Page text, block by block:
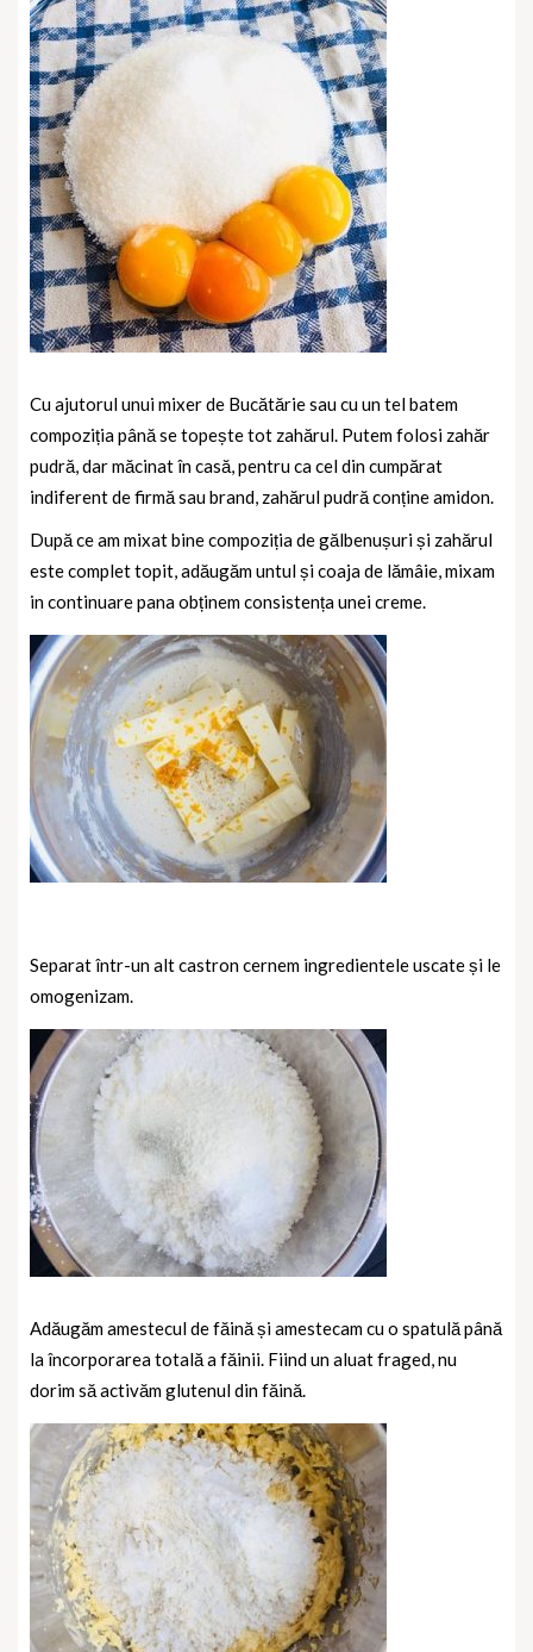
Cu ajutorul unui mixer de Bucătărie sau cu un tel batem
compoziția până se topește tot zahărul. Putem folosi zahăr
pudră, dar măcinat în casă, pentru ca cel din cumpărat
indiferent de firmă sau brand, zahărul pudră conține amidon.
După ce am mixat bine compoziția de gălbenușuri și zahărul
este complet topit, adăugăm untul și coaja de lămâie, mixam
in continuare pana obținem consistența unei creme.
Separat într-un alt castron cernem ingredientele uscate și le
omogenizam.
Adăugăm amestecul de făină și amestecam cu o spatulă până
la încorporarea totală a făinii. Fiind un aluat fraged, nu
dorim să activăm glutenul din făină.